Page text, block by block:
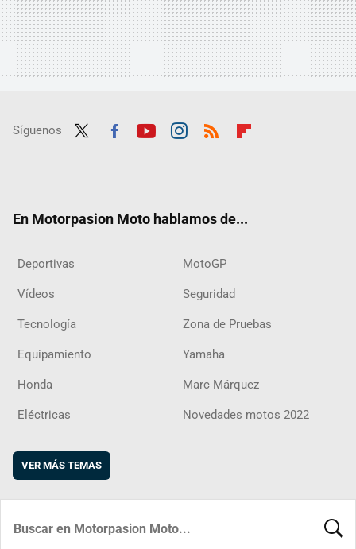
Síguenos
En Motorpasion Moto hablamos de...
Deportivas MotoGP
Vídeos Seguridad
Tecnología Zona de Pruebas
Equipamiento Yamaha
Honda Marc Márquez
Eléctricas Novedades motos 2022
VER MÁS TEMAS